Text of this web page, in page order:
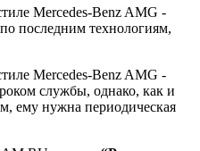
Mercedes-Benz AMG -
последним технологиям,
Mercedes-Benz AMG -
службы, однако, как и
ему нужна периодическая